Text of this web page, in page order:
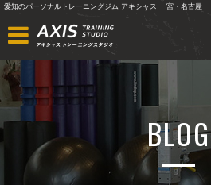
愛知のパーソナルトレーニングジム アキシャス 一宮・名古屋
BLOG